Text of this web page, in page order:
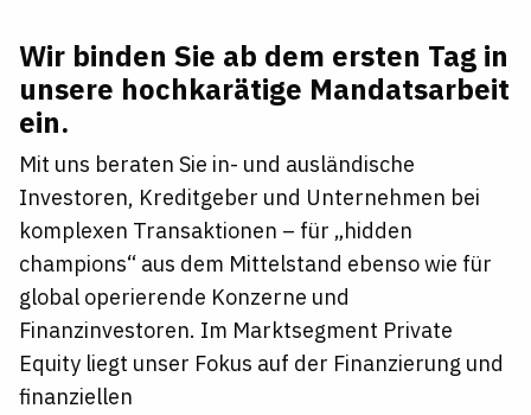
Wir binden Sie ab dem ersten Tag in
unsere hochkarätige Mandatsarbeit
ein.
Mit uns beraten Sie in- und ausländische
Investoren, Kreditgeber und Unternehmen bei
komplexen Transaktionen – für „hidden
champions“ aus dem Mittelstand ebenso wie für
global operierende Konzerne und
Finanzinvestoren. Im Marktsegment Private
Equity liegt unser Fokus auf der Finanzierung und
finanziellen